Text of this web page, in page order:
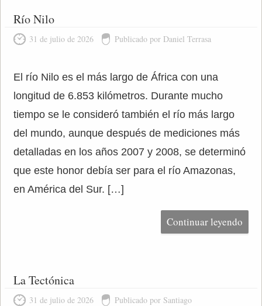
Río Nilo
31 de julio de 2026 Publicado por Daniel Terrasa
El río Nilo es el más largo de África con una
longitud de 6.853 kilómetros. Durante mucho
tiempo se le consideró también el río más largo
del mundo, aunque después de mediciones más
detalladas en los años 2007 y 2008, se determinó
que este honor debía ser para el río Amazonas,
en América del Sur. […]
Continuar leyendo
La Tectónica
31 de julio de 2026 Publicado por Santiago